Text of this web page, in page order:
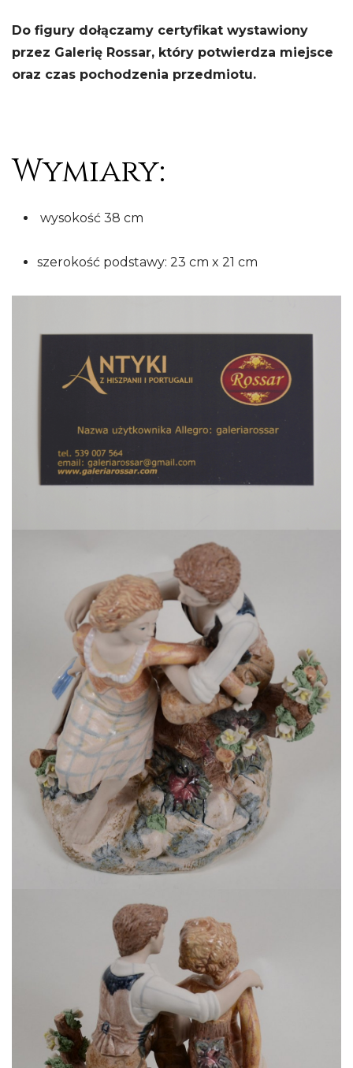
Do figury dołączamy certyfikat wystawiony
przez Galerię Rossar, który potwierdza miejsce
oraz czas pochodzenia przedmiotu.
Wymiary:
wysokość 38 cm
szerokość podstawy: 23 cm x 21 cm